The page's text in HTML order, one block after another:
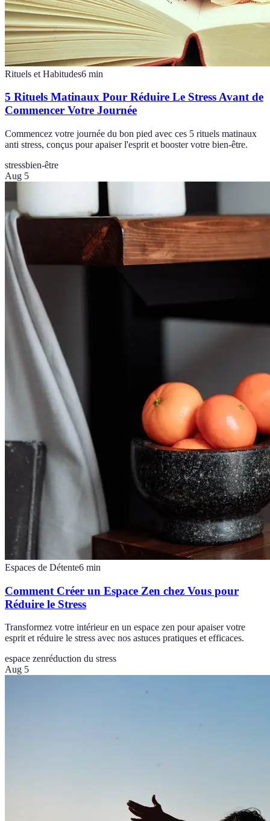
Rituels et Habitudes6 min
5 Rituels Matinaux Pour Réduire Le Stress Avant de
Commencer Votre Journée
Commencez votre journée du bon pied avec ces 5 rituels matinaux
anti stress, conçus pour apaiser l'esprit et booster votre bien-être.
stressbien-être
Aug 5
Espaces de Détente6 min
Comment Créer un Espace Zen chez Vous pour
Réduire le Stress
Transformez votre intérieur en un espace zen pour apaiser votre
esprit et réduire le stress avec nos astuces pratiques et efficaces.
espace zenréduction du stress
Aug 5